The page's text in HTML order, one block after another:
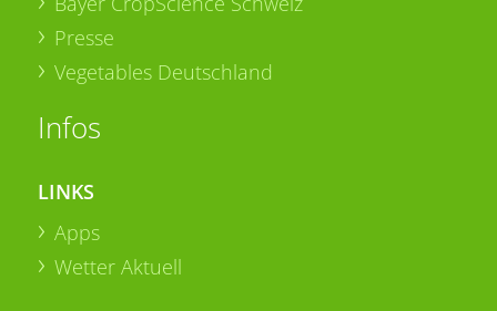
Presse
Vegetables Deutschland
Infos
LINKS
Apps
Wetter Aktuell